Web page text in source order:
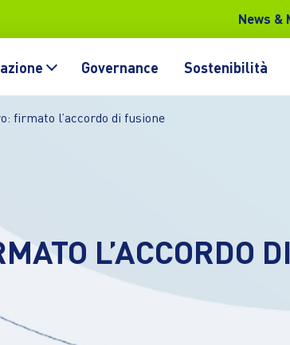
News &
Governance Sostenibilità
firmato l’accordo di fusione
L’ACCORDO